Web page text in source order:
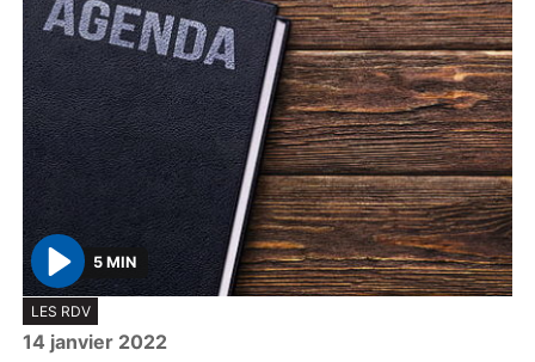
P
l
a
5 MIN
LES RDV
14 janvier 2022